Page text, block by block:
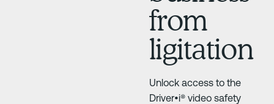
from
ligitation
Unlock access to the
Driver•i® video safety